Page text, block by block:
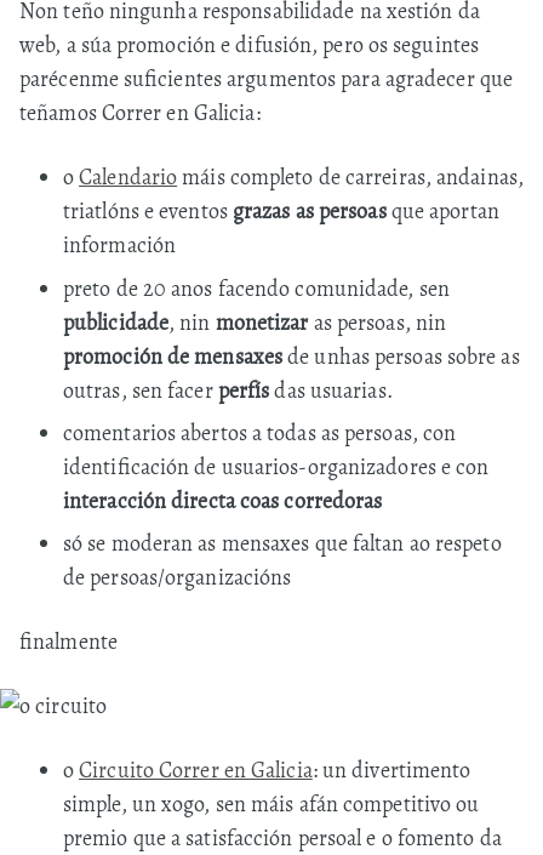
Non teño ningunha responsabilidade na xestión da
web, a súa promoción e difusión, pero os seguintes
parécenme suficientes argumentos para agradecer que
teñamos Correr en Galicia:
oCalendariomáis completo de carreiras, andainas,
triatlóns e eventos grazas as persoasque aportan
información
preto de 20 anos facendo comunidade, sen
publicidade, nin monetizar as persoas, nin
promoción de mensaxesde unhas persoas sobre as
outras, sen facerperfísdas usuarias.
comentarios abertos a todas as persoas, con
identificación de usuarios-organizadores e con
interacción directa coas corredoras
só se moderan as mensaxes que faltan ao respeto
de persoas/organizacións
finalmente
oCircuito Correr en Galicia: un divertimento
simple, un xogo, sen máis afán competitivo ou
premio que a satisfacción persoal e o fomento da